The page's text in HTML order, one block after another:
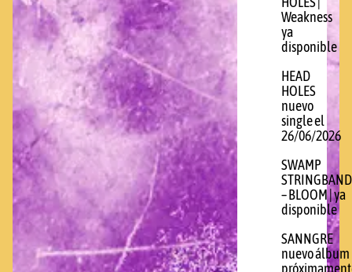
Weakness
ya
disponible
HEAD
HOLES
nuevo
single el
26/06/2026
SWAMP
STRINGBAND
– BLOOM | ya
disponible
SANNGRE
nuevo álbum